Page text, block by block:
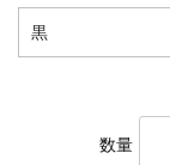
数量